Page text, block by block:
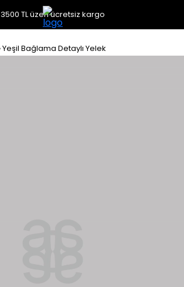
3500 TL üzeri ücretsiz kargo
Yeşil Bağlama Detaylı Yelek